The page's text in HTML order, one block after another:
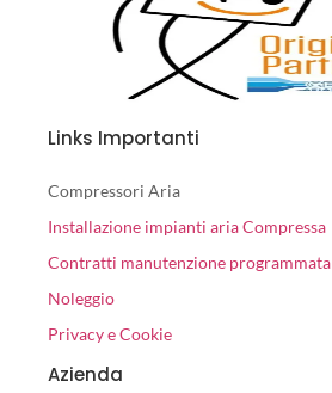
Links Importanti
Compressori Aria
Installazione impianti aria Compressa
Contratti manutenzione programmata
Noleggio
Privacy e Cookie
Azienda